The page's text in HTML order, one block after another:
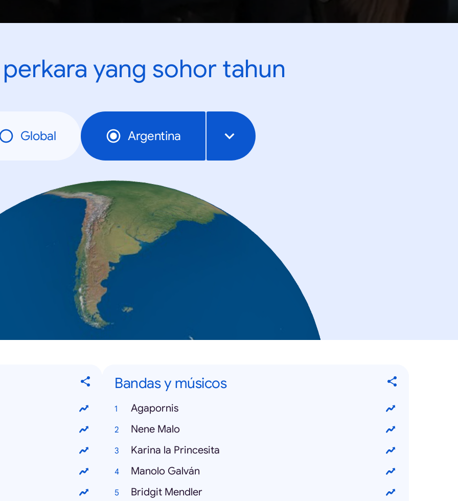
yang sohor tahun
Global Argentina
Bandas y músicos
Agapornis
Nene Malo
Karina la Princesita
Manolo Galván
Bridgit Mendler